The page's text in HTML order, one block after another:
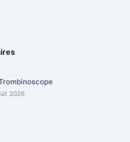
2026